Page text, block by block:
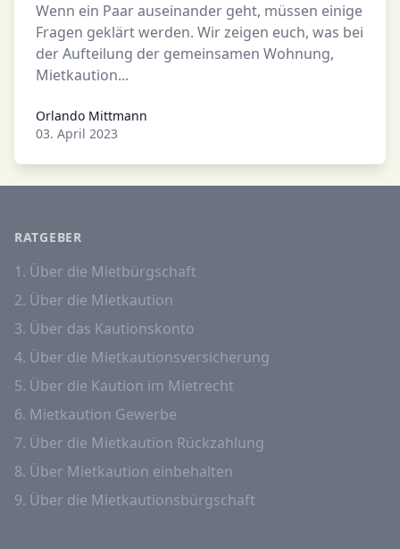
Wenn ein Paar auseinander geht, müssen einige
Fragen geklärt werden. Wir zeigen euch, was bei
der Aufteilung der gemeinsamen Wohnung,
Mietkaution...
Orlando Mittmann
Orlando Mittmann
03. April 2023
RATGEBER
1. Über die Mietbürgschaft
2. Über die Mietkaution
3. Über das Kautionskonto
4. Über die Mietkautionsversicherung
5. Über die Kaution im Mietrecht
6. Mietkaution Gewerbe
7. Über die Mietkaution Rückzahlung
8. Über Mietkaution einbehalten
9. Über die Mietkautionsbürgschaft